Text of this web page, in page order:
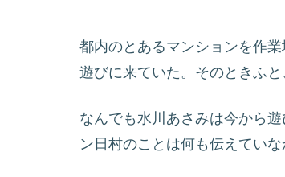
都内のとあるマンションを作
遊びに来ていた。そのときふ
なんでも水川あさみは今から
ン日村のことは何も伝えていな